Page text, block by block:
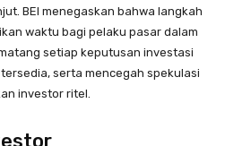
BEI menegaskan bahwa langkah
waktu bagi pelaku pasar dalam
setiap keputusan investasi
serta mencegah spekulasi
investor ritel.